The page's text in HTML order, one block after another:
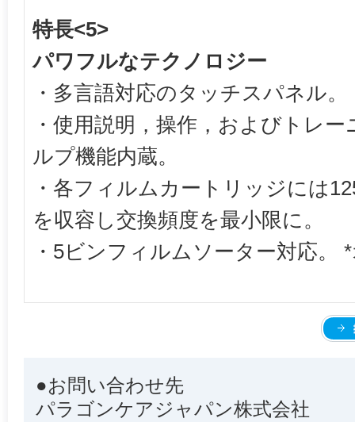
特長<5>
パワフルなテクノロジー
・多言語対応のタッチスパネル。
・使用説明，操作，およびトレ
ルプ機能内蔵。
・各フィルムカートリッジには
を収容し交換頻度を最小限に。
・5ビンフィルムソーター対応。
●お問い合わせ先
パラゴンケアジャパン株式会社